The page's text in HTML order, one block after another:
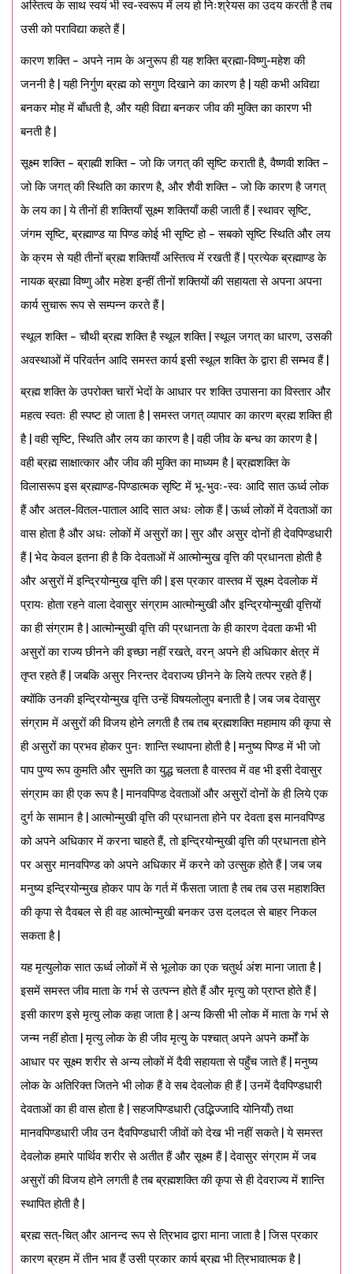
अस्तित्व के साथ स्वयं भी स्व-स्वरूप में लय हो निःश्रेयस का उदय करती है तब
उसी को पराविद्या कहते हैं |
कारण शक्ति – अपने नाम के अनुरूप ही यह शक्ति ब्रह्मा-विष्णु-महेश की
जननी है | यही निर्गुण ब्रह्म को सगुण दिखाने का कारण है | यही कभी अविद्या
बनकर मोह में बाँधती है, और यही विद्या बनकर जीव की मुक्ति का कारण भी
बनती है |
सूक्ष्म शक्ति – ब्राह्मी शक्ति – जो कि जगत् की सृष्टि कराती है, वैष्णवी शक्ति –
जो कि जगत् की स्थिति का कारण है, और शैवी शक्ति – जो कि कारण है जगत्
के लय का | ये तीनों ही शक्तियाँ सूक्ष्म शक्तियाँ कही जाती हैं | स्थावर सृष्टि,
जंगम सृष्टि, ब्रह्माण्ड या पिण्ड कोई भी सृष्टि हो – सबको सृष्टि स्थिति और लय
के क्रम से यही तीनों ब्रह्म शक्तियाँ अस्तित्व में रखती हैं | प्रत्येक ब्रह्माण्ड के
नायक ब्रह्मा विष्णु और महेश इन्हीं तीनों शक्तियों की सहायता से अपना अपना
कार्य सुचारू रूप से सम्पन्न करते हैं |
स्थूल शक्ति – चौथी ब्रह्म शक्ति है स्थूल शक्ति | स्थूल जगत् का धारण, उसकी
अवस्थाओं में परिवर्तन आदि समस्त कार्य इसी स्थूल शक्ति के द्वारा ही सम्भव हैं |
ब्रह्म शक्ति के उपरोक्त चारों भेदों के आधार पर शक्ति उपासना का विस्तार और
महत्व स्वतः ही स्पष्ट हो जाता है | समस्त जगत् व्यापार का कारण ब्रह्म शक्ति ही
है | वही सृष्टि, स्थिति और लय का कारण है | वही जीव के बन्ध का कारण है |
वही ब्रह्म साक्षात्कार और जीव की मुक्ति का माध्यम है | ब्रह्मशक्ति के
विलासरूप इस ब्रह्माण्ड-पिण्डात्मक सृष्टि में भू-भुवः-स्वः आदि सात ऊर्ध्व लोक
हैं और अतल-वितल-पाताल आदि सात अधः लोक हैं | ऊर्ध्व लोकों में देवताओं का
वास होता है और अधः लोकों में असुरों का | सुर और असुर दोनों ही देवपिण्डधारी
हैं | भेद केवल इतना ही है कि देवताओं में आत्मोन्मुख वृत्ति की प्रधानता होती है
और असुरों में इन्द्रियोन्मुख वृत्ति की | इस प्रकार वास्तव में सूक्ष्म देवलोक में
प्रायः होता रहने वाला देवासुर संग्राम आत्मोन्मुखी और इन्द्रियोन्मुखी वृत्तियों
का ही संग्राम है | आत्मोन्मुखी वृत्ति की प्रधानता के ही कारण देवता कभी भी
असुरों का राज्य छीनने की इच्छा नहीं रखते, वरन् अपने ही अधिकार क्षेत्र में
तृप्त रहते हैं | जबकि असुर निरन्तर देवराज्य छीनने के लिये तत्पर रहते हैं |
क्योंकि उनकी इन्द्रियोन्मुख वृत्ति उन्हें विषयलोलुप बनाती है | जब जब देवासुर
संग्राम में असुरों की विजय होने लगती है तब तब ब्रह्मशक्ति महामाय की कृपा से
ही असुरों का प्रभव होकर पुनः शान्ति स्थापना होती है | मनुष्य पिण्ड में भी जो
पाप पुण्य रूप कुमति और सुमति का युद्ध चलता है वास्तव में वह भी इसी देवासुर
संग्राम का ही एक रूप है | मानवपिण्ड देवताओं और असुरों दोनों के ही लिये एक
दुर्ग के सामान है | आत्मोन्मुखी वृत्ति की प्रधानता होने पर देवता इस मानवपिण्ड
को अपने अधिकार में करना चाहते हैं, तो इन्द्रियोन्मुखी वृत्ति की प्रधानता होने
पर असुर मानवपिण्ड को अपने अधिकार में करने को उत्सुक होते हैं | जब जब
मनुष्य इन्द्रियोन्मुख होकर पाप के गर्त में फँसता जाता है तब तब उस महाशक्ति
की कृपा से दैवबल से ही वह आत्मोन्मुखी बनकर उस दलदल से बाहर निकल
सकता है |
यह मृत्युलोक सात ऊर्ध्व लोकों में से भूलोक का एक चतुर्थ अंश माना जाता है |
इसमें समस्त जीव माता के गर्भ से उत्पन्न होते हैं और मृत्यु को प्राप्त होते हैं |
इसी कारण इसे मृत्यु लोक कहा जाता है | अन्य किसी भी लोक में माता के गर्भ से
जन्म नहीं होता | मृत्यु लोक के ही जीव मृत्यु के पश्चात् अपने अपने कर्मों के
आधार पर सूक्ष्म शरीर से अन्य लोकों में दैवी सहायता से पहुँच जाते हैं | मनुष्य
लोक के अतिरिक्त जितने भी लोक हैं वे सब देवलोक ही हैं | उनमें दैवपिण्डधारी
देवताओं का ही वास होता है | सहजपिण्डधारी (उद्भिज्जादि योनियाँ) तथा
मानवपिण्डधारी जीव उन दैवपिण्डधारी जीवों को देख भी नहीं सकते | ये समस्त
देवलोक हमारे पार्थिव शरीर से अतीत हैं और सूक्ष्म हैं | देवासुर संग्राम में जब
असुरों की विजय होने लगती है तब ब्रह्मशक्ति की कृपा से ही देवराज्य में शान्ति
स्थापित होती है |
ब्रह्म सत्-चित् और आनन्द रूप से त्रिभाव द्वारा माना जाता है | जिस प्रकार
कारण ब्रहम में तीन भाव हैं उसी प्रकार कार्य ब्रह्म भी त्रिभावात्मक है |